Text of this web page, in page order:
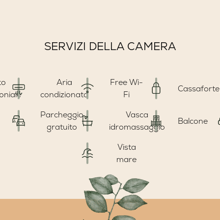
SERVIZI DELLA CAMERA
Aria
condizionata
Free Wi-
Fi
Cassaforte
Parcheggio
gratuito
Vasca
idromassaggio
Balcone
Vista
mare